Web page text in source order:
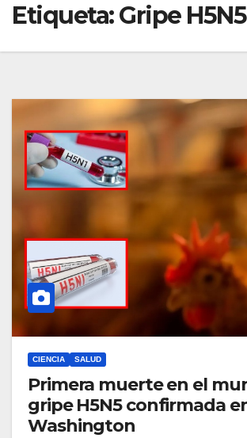
Etiqueta:Gripe H5N5
CIENCIA SALUD
Primera muerte en el
gripe H5N5 confirmada
Washington